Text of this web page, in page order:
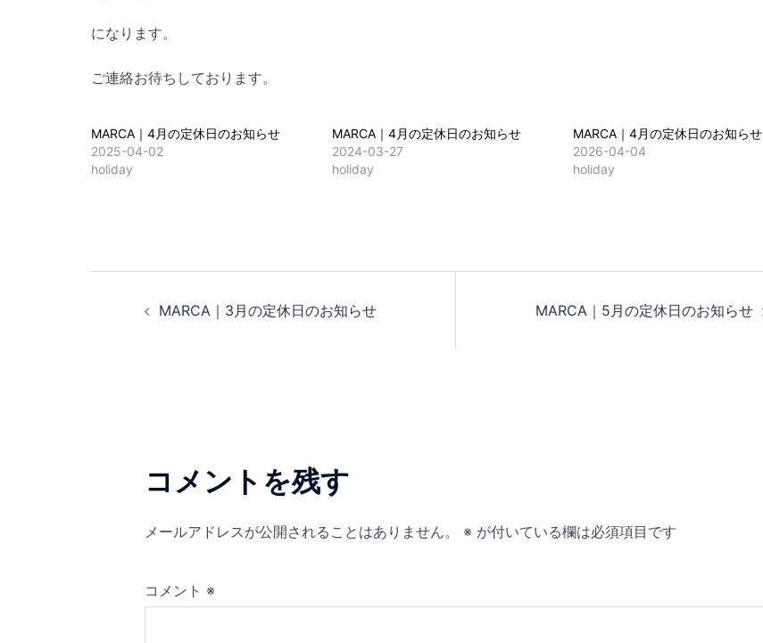
になります。
ご連絡お待ちしております。
MARCA｜4月の定休日のお知らせ
2025-04-02
holiday
MARCA｜4月の定休日のお知らせ
2024-03-27
holiday
MARCA｜4月の定休日のお知らせ
2026-04-04
holiday
MARCA｜3月の定休日のお知らせ MARCA｜5月の定休日のお知らせ
コメントを残す
メールアドレスが公開されることはありません。 ※ が付いている欄は必須項目です
コメント ※